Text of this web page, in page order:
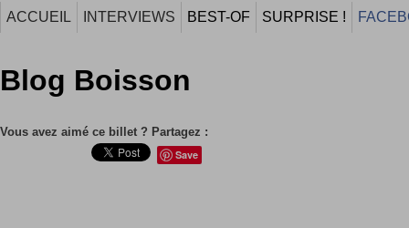
ACCUEIL INTERVIEWS BEST-OF SURPRISE !
Blog Boisson
Vous avez aimé ce billet ? Partagez :
Save